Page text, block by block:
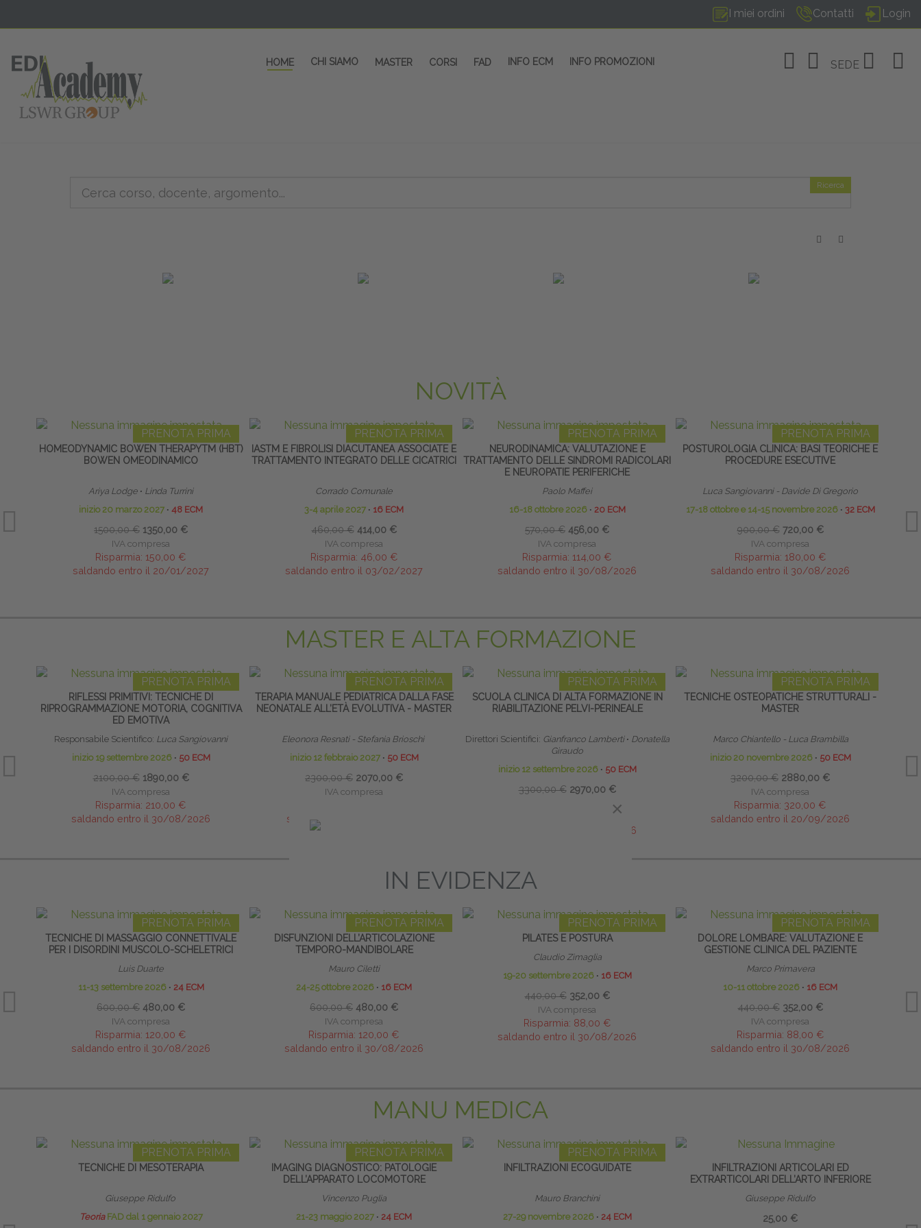
I miei ordini Contatti Login
HOME CHI SIAMO MASTER CORSI FAD INFO ECM INFO PROMOZIONI SEDE
Ricerca
NOVITÀ
PRENOTA PRIMA
HOMEODYNAMIC BOWEN THERAPYTM (HBT)
BOWEN OMEODINAMICO
Ariya Lodge ∙ Linda Turrini
inizio 20 marzo 2027 ∙ 48 ECM
1500,00 € 1350,00 €
IVA compresa
Risparmia: 150,00 €
saldando entro il 20/01/2027
PRENOTA PRIMA
IASTM E FIBROLISI DIACUTANEA ASSOCIATE E
TRATTAMENTO INTEGRATO DELLE CICATRICI
Corrado Comunale
3-4 aprile 2027 ∙ 16 ECM
460,00 € 414,00 €
IVA compresa
Risparmia: 46,00 €
saldando entro il 03/02/2027
PRENOTA PRIMA
NEURODINAMICA: VALUTAZIONE E
TRATTAMENTO DELLE SINDROMI RADICOLARI
E NEUROPATIE PERIFERICHE
Paolo Maffei
16-18 ottobre 2026 ∙ 20 ECM
570,00 € 456,00 €
IVA compresa
Risparmia: 114,00 €
saldando entro il 30/08/2026
PRENOTA PRIMA
POSTUROLOGIA CLINICA: BASI TEORICHE E
PROCEDURE ESECUTIVE
Luca Sangiovanni - Davide Di Gregorio
17-18 ottobre e 14-15 novembre 2026 ∙ 32 ECM
900,00 € 720,00 €
IVA compresa
Risparmia: 180,00 €
saldando entro il 30/08/2026
MASTER E ALTA FORMAZIONE
PRENOTA PRIMA
RIFLESSI PRIMITIVI: TECNICHE DI
RIPROGRAMMAZIONE MOTORIA, COGNITIVA
ED EMOTIVA
Responsabile Scientifico: Luca Sangiovanni
inizio 19 settembre 2026 ∙ 50 ECM
2100,00 € 1890,00 €
IVA compresa
Risparmia: 210,00 €
saldando entro il 30/08/2026
PRENOTA PRIMA
TERAPIA MANUALE PEDIATRICA DALLA FASE
NEONATALE ALL’ETÀ EVOLUTIVA - MASTER
Eleonora Resnati - Stefania Brioschi
inizio 12 febbraio 2027 ∙ 50 ECM
2300,00 € 2070,00 €
IVA compresa
saldando entro il 12/12/2026
PRENOTA PRIMA
SCUOLA CLINICA DI ALTA FORMAZIONE IN
RIABILITAZIONE PELVI-PERINEALE
Direttori Scientifici: Gianfranco Lamberti ∙ Donatella
Giraudo
inizio 12 settembre 2026 ∙ 50 ECM
3300,00 € 2970,00 €
saldando entro il 30/08/2026
PRENOTA PRIMA
TECNICHE OSTEOPATICHE STRUTTURALI -
MASTER
Marco Chiantello - Luca Brambilla
inizio 20 novembre 2026 ∙ 50 ECM
3200,00 € 2880,00 €
IVA compresa
Risparmia: 320,00 €
saldando entro il 20/09/2026
IN EVIDENZA
PRENOTA PRIMA
TECNICHE DI MASSAGGIO CONNETTIVALE
PER I DISORDINI MUSCOLO-SCHELETRICI
Luis Duarte
11-13 settembre 2026 ∙ 24 ECM
600,00 € 480,00 €
IVA compresa
Risparmia: 120,00 €
saldando entro il 30/08/2026
PRENOTA PRIMA
DISFUNZIONI DELL’ARTICOLAZIONE
TEMPORO-MANDIBOLARE
Mauro Ciletti
24-25 ottobre 2026 ∙ 16 ECM
600,00 € 480,00 €
IVA compresa
Risparmia: 120,00 €
saldando entro il 30/08/2026
PRENOTA PRIMA
PILATES E POSTURA
Claudio Zimaglia
19-20 settembre 2026 ∙ 16 ECM
440,00 € 352,00 €
IVA compresa
Risparmia: 88,00 €
saldando entro il 30/08/2026
PRENOTA PRIMA
DOLORE LOMBARE: VALUTAZIONE E
GESTIONE CLINICA DEL PAZIENTE
Marco Primavera
10-11 ottobre 2026 ∙ 16 ECM
440,00 € 352,00 €
IVA compresa
Risparmia: 88,00 €
saldando entro il 30/08/2026
MANU MEDICA
PRENOTA PRIMA
TECNICHE DI MESOTERAPIA
Giuseppe Ridulfo
Teoria FAD dal 1 gennaio 2027
PRENOTA PRIMA
IMAGING DIAGNOSTICO: PATOLOGIE
DELL’APPARATO LOCOMOTORE
Vincenzo Puglia
21-23 maggio 2027 ∙ 24 ECM
PRENOTA PRIMA
INFILTRAZIONI ECOGUIDATE
Mauro Branchini
27-29 novembre 2026 ∙ 24 ECM
INFILTRAZIONI ARTICOLARI ED
EXTRARTICOLARI DELL’ARTO INFERIORE
Giuseppe Ridulfo
25,00 €
×